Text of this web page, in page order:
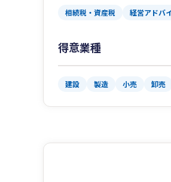
相続税・資産税 経営アドバ
得意業種
建設 製造 小売 卸売